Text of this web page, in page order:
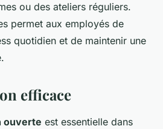
ou des ateliers réguliers.
permet aux employés de
quotidien et de maintenir une
efficace
ouverte est essentielle dans